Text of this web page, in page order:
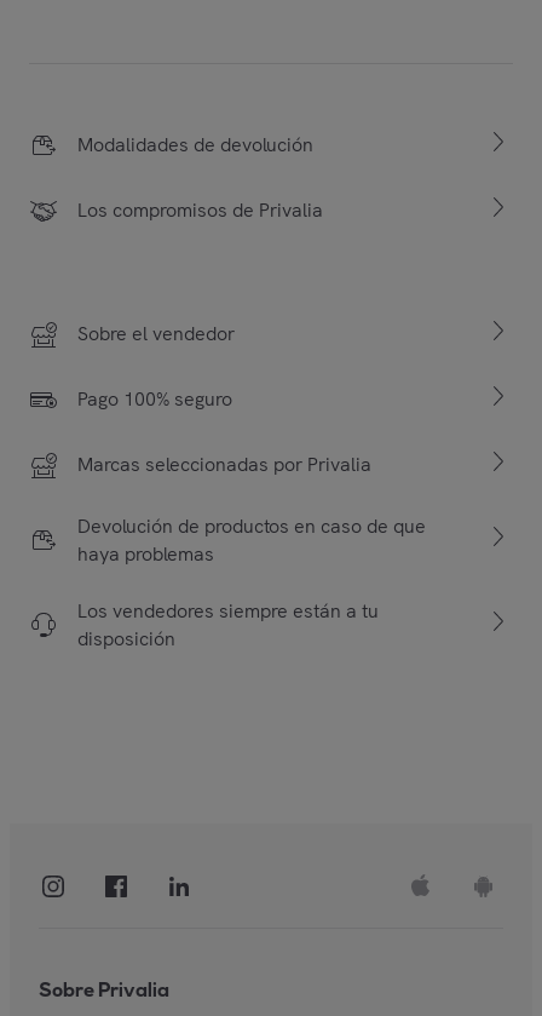
Modalidades de devolución
Los compromisos de Privalia
Sobre el vendedor
Pago 100% seguro
Marcas seleccionadas por Privalia
Devolución de productos en caso de que
haya problemas
Los vendedores siempre están a tu
disposición
Sobre Privalia